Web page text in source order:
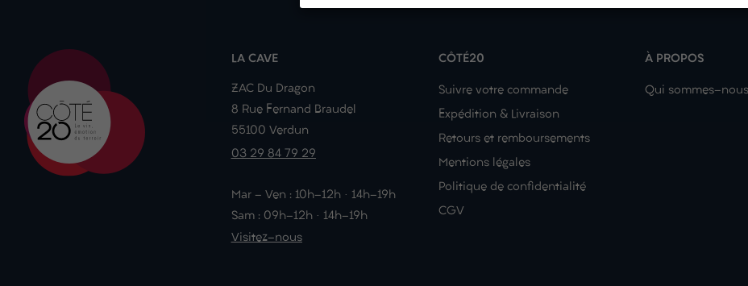
LA CAVE
ZAC Du Dragon
8 Rue Fernand Braudel
55100 Verdun
03 29 84 79 29
Mar - Ven : 10h-12h · 14h-19h
Sam : 09h-12h · 14h-19h
Visitez-nous
CÔTÉ20
Suivre votre commande
Expédition & Livraison
Retours et remboursements
Mentions légales
Politique de confidentialité
CGV
À PROPOS
Qui sommes-